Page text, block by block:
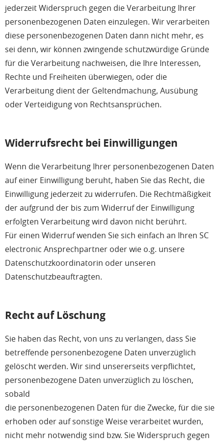
jederzeit Widerspruch gegen die Verarbeitung Ihrer
personenbezogenen Daten einzulegen. Wir verarbeiten
diese personenbezogenen Daten dann nicht mehr, es
sei denn, wir können zwingende schutzwürdige Gründe
für die Verarbeitung nachweisen, die Ihre Interessen,
Rechte und Freiheiten überwiegen, oder die
Verarbeitung dient der Geltendmachung, Ausübung
oder Verteidigung von Rechtsansprüchen.
Widerrufsrecht bei Einwilligungen
Wenn die Verarbeitung Ihrer personenbezogenen Daten
auf einer Einwilligung beruht, haben Sie das Recht, die
Einwilligung jederzeit zu widerrufen. Die Rechtmäßigkeit
der aufgrund der bis zum Widerruf der Einwilligung
erfolgten Verarbeitung wird davon nicht berührt.
Für einen Widerruf wenden Sie sich einfach an Ihren SC
electronic Ansprechpartner oder wie o.g. unsere
Datenschutzkoordinatorin oder unseren
Datenschutzbeauftragten.
Recht auf Löschung
Sie haben das Recht, von uns zu verlangen, dass Sie
betreffende personenbezogene Daten unverzüglich
gelöscht werden. Wir sind unsererseits verpflichtet,
personenbezogene Daten unverzüglich zu löschen,
sobald
die personenbezogenen Daten für die Zwecke, für die sie
erhoben oder auf sonstige Weise verarbeitet wurden,
nicht mehr notwendig sind bzw. Sie Widerspruch gegen